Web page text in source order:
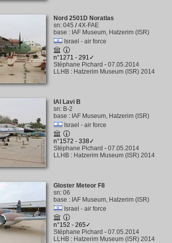
Nord 2501D Noratlas
sn: 045 /4X-FAE
base : IAF Museum, Hatzerim (ISR)
Israel - air force
n°1271 - 291✓
Stéphane Pichard - 07.05.2014
LLHB : Hatzerim Museum (ISR) 2014
IAI Lavi B
sn: B-2
base : IAF Museum, Hatzerim (ISR)
Israel - air force
n°1572 - 338✓
Stéphane Pichard - 07.05.2014
LLHB : Hatzerim Museum (ISR) 2014
Gloster Meteor F8
sn: 06
base : IAF Museum, Hatzerim (ISR)
Israel - air force
n°152 - 265✓
Stéphane Pichard - 07.05.2014
LLHB : Hatzerim Museum (ISR) 2014